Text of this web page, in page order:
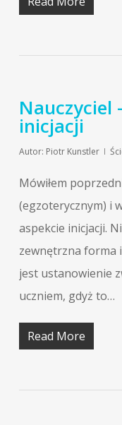
Nauczyciel
inicjacji
Autor: Piotr Kunstler
Mówiłem
(egzoterycznym) i
aspekcie inicjacji.
zewnętrzna forma
jest ustanowienie
uczniem, gdyż to…
Read More